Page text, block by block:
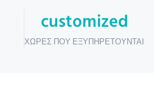
customized
ΧΏΡΕΣ ΠΟΥ ΕΞΥΠΗΡΕΤΟΎΝΤΑΙ